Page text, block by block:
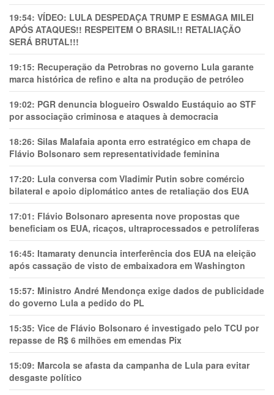
19:54: VÍDEO: LULA DESPEDAÇA TRUMP E ESMAGA MILEI
APÓS ATAQUES!! RESPEITEM O BRASIL!! RETALIAÇÃO
SERÁ BRUTAL!!!
19:15: Recuperação da Petrobras no governo Lula garante
marca histórica de refino e alta na produção de petróleo
19:02: PGR denuncia blogueiro Oswaldo Eustáquio ao STF
por associação criminosa e ataques à democracia
18:26: Silas Malafaia aponta erro estratégico em chapa de
Flávio Bolsonaro sem representatividade feminina
17:20: Lula conversa com Vladimir Putin sobre comércio
bilateral e apoio diplomático antes de retaliação dos EUA
17:01: Flávio Bolsonaro apresenta nove propostas que
beneficiam os EUA, ricaços, ultraprocessados e petrolíferas
16:45: Itamaraty denuncia interferência dos EUA na eleição
após cassação de visto de embaixadora em Washington
15:57: Ministro André Mendonça exige dados de publicidade
do governo Lula a pedido do PL
15:35: Vice de Flávio Bolsonaro é investigado pelo TCU por
repasse de R$ 6 milhões em emendas Pix
15:09: Marcola se afasta da campanha de Lula para evitar
desgaste político